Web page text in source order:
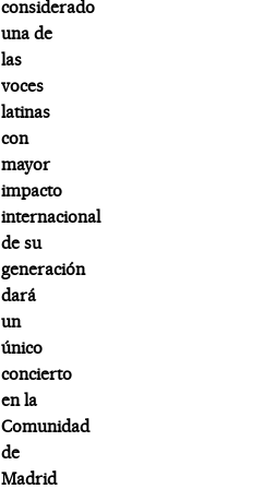
considerado
una de
las
voces
latinas
con
mayor
impacto
internacional
de su
generación
dará
un
único
concierto
en la
Comunidad
de
Madrid